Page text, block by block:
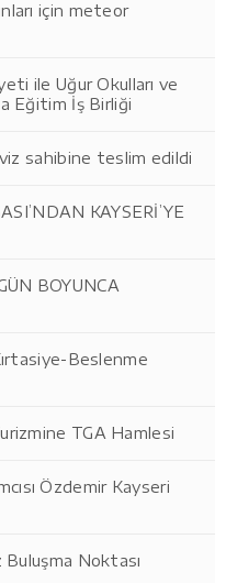
için meteor
ile Uğur Okulları ve
Eğitim İş Birliği
sahibine teslim edildi
KAYSERİ’YE
BOYUNCA
Beslenme
TGA Hamlesi
Özdemir Kayseri
Buluşma Noktası